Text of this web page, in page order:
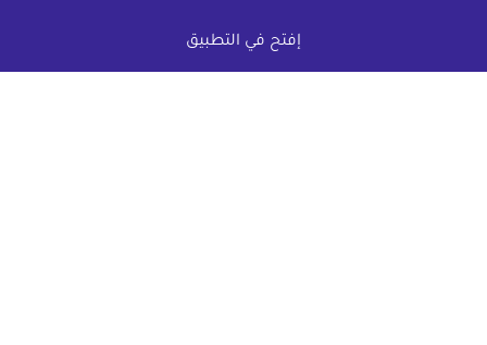
إفتح في التطبيقأضف عقارك مجانا